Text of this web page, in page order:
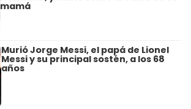
mamá
Murió Jorge Messi, el papá de Lionel
Messi y su principal sostén, a los 68
años